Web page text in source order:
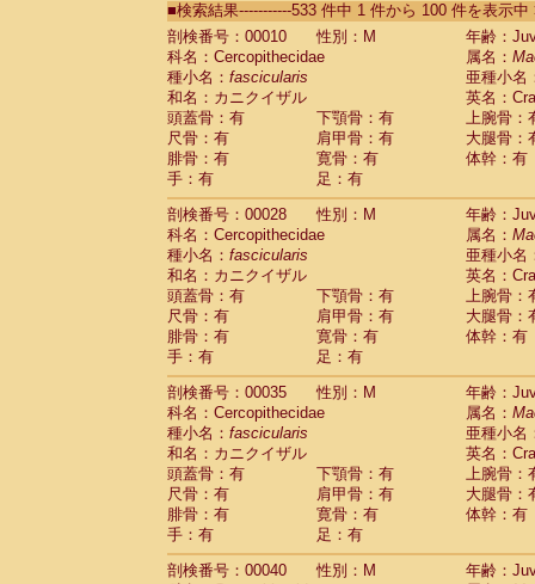
CebidaeSaguinus labiatus(0)
Cebidae Saguinus leucopus (4)
CebidaeSaguinus midas
CebidaeSaguinus mystax
CebidaeSaguinus nigricollis (12)
Cebidae Saguinus oedipus
Cebidae Saguinus weddelli
Cebidae Saguinusspp.
Cebidae Aotus trivirgatus
Cebidae Cebus albifrons
CebidaeCebus apella
CebidaeCebus capucinus
CebidaeCebus nigrivittatus
Cebidae Cebusspp.(0)
Cebidae Saimiri boliviensis
Cebidae Saimiri sciureus
Atelidae Alouatta caraya
AtelidaeAlouatta fusca
AtelidaeAlouatta seniculus
AtelidaeAlouatta
AtelidaeAteles belzebuth
Atelidae Ateles geoffroyi
Atelidae Ateles paniscus
Atelidae Atelesspp.
Atelidae Lagothrix lagothricha
AtelidaeLagothrix lagothricha cana(0)
Pitheciidae
Cacajao calvus
■検索結果-----------533 件中 1 件から 100 件を表示
剖検番号：00010
性別：M
年齢：
科名：Cercopithecidae
属名：
種小名： fascicularis
亜種小名
和名：カニクイザル
英名：
頭蓋骨：有
下顎骨：有
上腕骨：
尺骨：有
肩甲骨：有
大腿骨：
腓骨：有
寛骨：有
体幹：有
手：有
足：有
剖検番号：00028
性別：M
年齢：
科名：Cercopithecidae
属名：
種小名： fascicularis
亜種小名
和名：カニクイザル
英名：
頭蓋骨：有
下顎骨：有
上腕骨：
尺骨：有
肩甲骨：有
大腿骨：
腓骨：有
寛骨：有
体幹：有
手：有
足：有
剖検番号：00035
性別：M
年齢：
科名：Cercopithecidae
属名：
種小名： fascicularis
亜種小名
和名：カニクイザル
英名：
頭蓋骨：有
下顎骨：有
上腕骨：
尺骨：有
肩甲骨：有
大腿骨：
腓骨：有
寛骨：有
体幹：有
手：有
足：有
剖検番号：00040
性別：M
年齢：